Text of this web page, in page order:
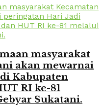
masyarakat
akan mewarnai
Kabupaten
RI ke-81
Sukatani.